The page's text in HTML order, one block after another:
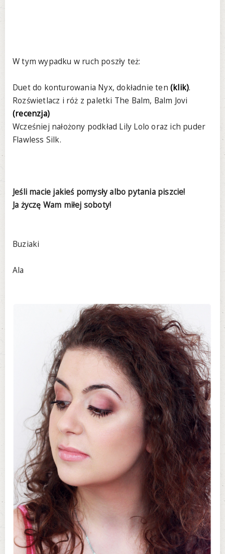
W tym wypadku w ruch poszły też:
Duet do konturowania Nyx, dokładnie ten (klik).
Rozświetlacz i róż z paletki The Balm, Balm Jovi
(recenzja)
Wcześniej nałożony podkład Lily Lolo oraz ich puder
Flawless Silk.
Jeśli macie jakieś pomysły albo pytania piszcie!
Ja życzę Wam miłej soboty!
Buziaki
Ala